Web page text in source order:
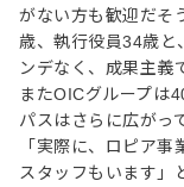
がない方も歓迎だそ
歳、執行役員34歳と
ンデなく、成果主義
またOICグループは
パスはさらに広がっ
「実際に、ロピア
スタッフもいます」